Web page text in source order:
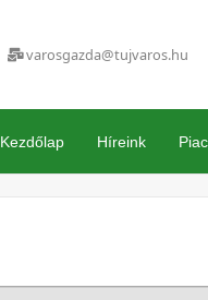
varosgazda@tujvaros.hu
Kezdőlap Híreink